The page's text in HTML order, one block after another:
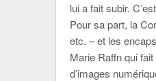
lui a fait subir.
Pour sa part, la
etc. – et les
Marie Raffn qui
d’images